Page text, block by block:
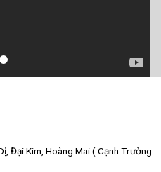
Đại Kim, Hoàng Mai.( Cạnh Trường